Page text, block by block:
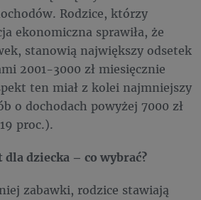
Rodzice, którzy
ekonomiczna sprawiła, że
stanowią największy odsetek
2001-3000 zł miesięcznie
ten miał z kolei najmniejszy
o dochodach powyżej 7000 zł
proc.).
dziecka – co wybrać?
zabawki, rodzice stawiają